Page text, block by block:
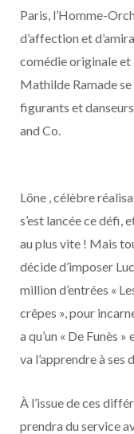
Paris, l’Homme-
d’affection et
comédie originale
Mathilde Ramade
figurants et
and Co.
Löne , célèbre
s’est lancée ce défi,
au plus vite ! Mais
décide d’imposer
million d’entrées «
crêpes », pour
a qu’un « De Funès
va l’apprendre à ses
À l’issue de ces
prendra du service